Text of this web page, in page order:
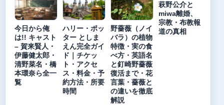
今日から俺
は!! キャスト
– 賀来賢人・
伊藤健太郎・
清野菜名・橋
本環奈ら全一
覧
ハリー・ポッ
ター としま
えん完全ガイ
ド｜チケッ
ト・アクセ
ス・料金・予
約方法・所要
時間
野薔薇（ノイ
バラ）の植物
特徴・実の食
べ方・英語名
と釘崎野薔薇
復活まで・花
言葉・薔薇と
の違いを徹底
解説
萩野公介と
miwa離婚、
宗教・布教報
道の真相